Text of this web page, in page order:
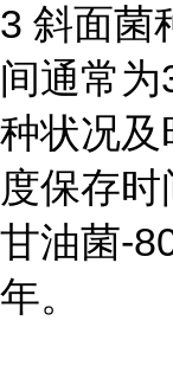
3 斜面菌
间通常
种状况及
度保存时
甘油菌-
年。